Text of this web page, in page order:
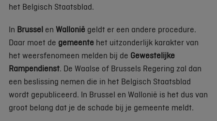
het Belgisch Staatsblad.
In Brussel en Wallonië geldt er een andere procedure.
Daar moet de gemeente het uitzonderlijk karakter van
het weersfenomeen melden bij de Gewestelijke
Rampendienst. De Waalse of Brussels Regering zal dan
een beslissing nemen die in het Belgisch Staatsblad
wordt gepubliceerd. In Brussel en Wallonië is het dus van
groot belang dat je de schade bij je gemeente meldt.